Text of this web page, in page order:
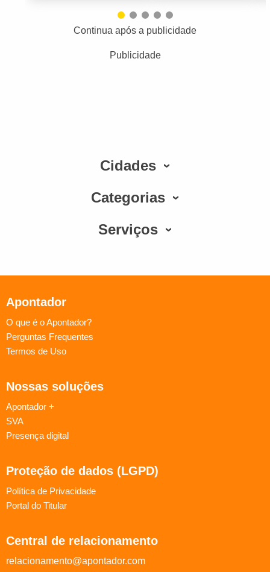
Continua após a publicidade
Publicidade
Cidades
Categorias
Serviços
Apontador
O que é o Apontador?
Perguntas Frequentes
Termos de Uso
Nossas soluções
Apontador +
SVA
Presença digital
Proteção de dados (LGPD)
Política de Privacidade
Portal do Titular
Central de relacionamento
relacionamento@apontador.com